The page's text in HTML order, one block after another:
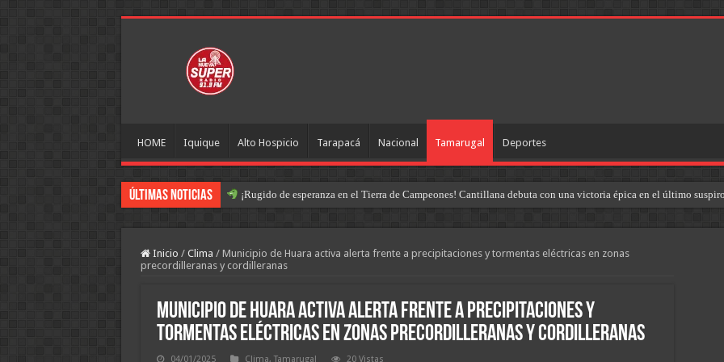
HOME Iquique Alto Hospicio Tarapacá Nacional Tamarugal Deportes
Últimas Noticias ¡Rugido de esperanza en el Tierra de Campeones! Cantillana debuta con una victoria épica en el último
Inicio / Clima / Municipio de Huara activa alerta frente a precipitaciones y tormentas eléctricas en zonas
precordilleranas y cordilleranas
Municipio de Huara activa alerta frente a precipitaciones y
tormentas eléctricas en zonas precordilleranas y cordilleranas
04/01/2025 Clima, Tamarugal 20 Vistas